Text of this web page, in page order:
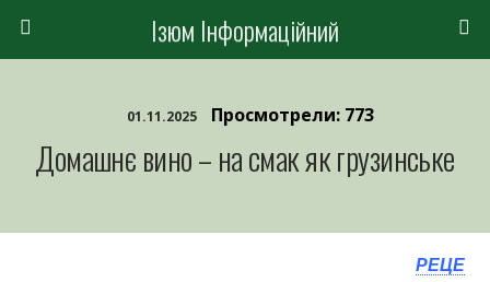
Ізюм Інформаційний
01.11.2025 Просмотрели: 773
Домашнє вино – на смак як грузинське
РЕЦЕ